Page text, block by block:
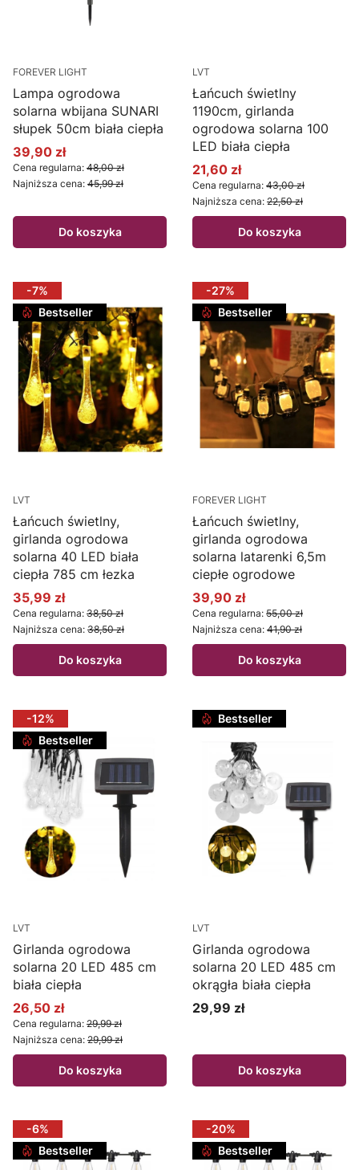
FOREVER LIGHT
Lampa ogrodowa
solarna wbijana SUNARI
słupek 50cm biała ciepła
Cena promocyjna
39,90 zł
Cena regularna: 48,00 zł
Najniższa cena: 45,99 zł
Do koszyka
LVT
Łańcuch świetlny
1190cm, girlanda
ogrodowa solarna 100
LED biała ciepła
Cena promocyjna
21,60 zł
Cena regularna: 43,00 zł
Najniższa cena: 22,50 zł
Do koszyka
-7%
Bestseller
LVT
Łańcuch świetlny,
girlanda ogrodowa
solarna 40 LED biała
ciepła 785 cm łezka
Cena promocyjna
35,99 zł
Cena regularna: 38,50 zł
Najniższa cena: 38,50 zł
Do koszyka
-27%
Bestseller
FOREVER LIGHT
Łańcuch świetlny,
girlanda ogrodowa
solarna latarenki 6,5m
ciepłe ogrodowe
Cena promocyjna
39,90 zł
Cena regularna: 55,00 zł
Najniższa cena: 41,90 zł
Do koszyka
-12%
Bestseller
LVT
Girlanda ogrodowa
solarna 20 LED 485 cm
biała ciepła
Cena promocyjna
26,50 zł
Cena regularna: 29,99 zł
Najniższa cena: 29,99 zł
Do koszyka
Bestseller
LVT
Girlanda ogrodowa
solarna 20 LED 485 cm
okrągła biała ciepła
Cena
29,99 zł
Do koszyka
-6%
Bestseller
-20%
Bestseller